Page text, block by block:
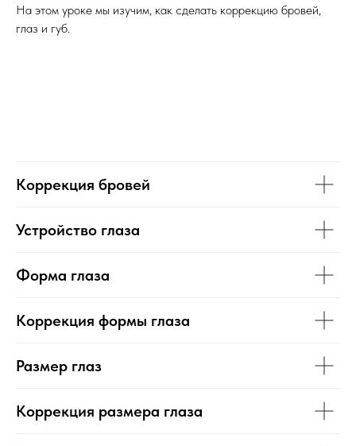
На этом уроке мы изучим, как сделать коррекцию бровей,
глаз и губ.
Коррекция бровей
Устройство глаза
Форма глаза
Коррекция формы глаза
Размер глаз
Коррекция размера глаза